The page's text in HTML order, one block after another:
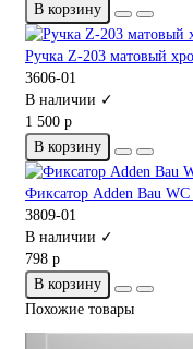
В корзину
Ручка Z-203 матовый
3606-01
В наличии ✓
1 500 р
В корзину
Фиксатор Adden Bau
3809-01
В наличии ✓
798 р
В корзину
Похожие товары